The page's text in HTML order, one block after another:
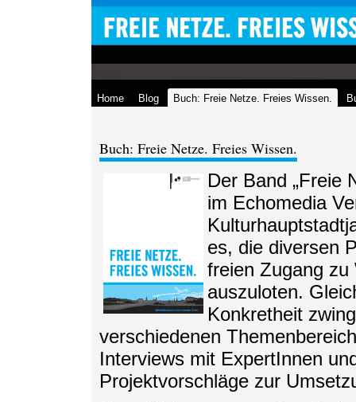
Home Blog Buch: Freie Netze. Freies Wissen.
Buch: Freie Netze. Freies Wissen.
Der Band „Freie
im Echomedia
es, die diversen
freien Zugang
auszuloten.
Konkretheit
verschiedenen
Interviews mit ExpertInnen
Projektvorschläge zur